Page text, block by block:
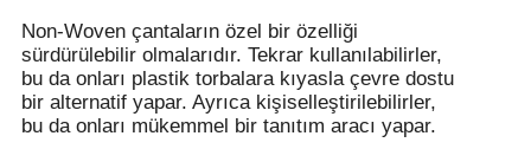
Non-Woven çantaların özel bir özelliği
sürdürülebilir olmalarıdır. Tekrar kullanılabilirler,
bu da onları plastik torbalara kıyasla çevre dostu
bir alternatif yapar. Ayrıca kişiselleştirilebilirler,
bu da onları mükemmel bir tanıtım aracı yapar.